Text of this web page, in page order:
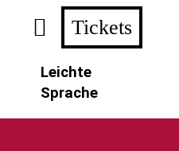
Tickets
Leichte
Sprache